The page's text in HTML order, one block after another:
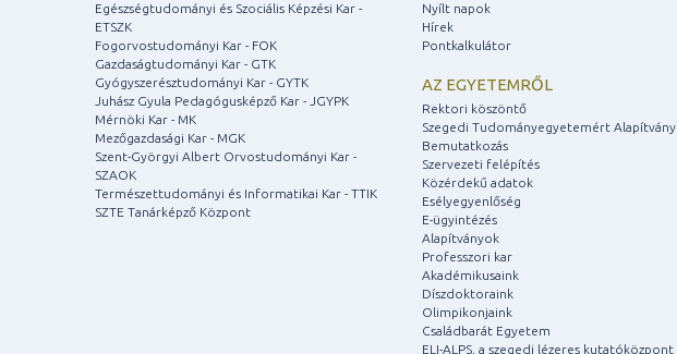
Egészségtudományi és Szociális Képzési Kar -
ETSZK
Fogorvostudományi Kar - FOK
Gazdaságtudományi Kar - GTK
Gyógyszerésztudományi Kar - GYTK
Juhász Gyula Pedagógusképző Kar - JGYPK
Mérnöki Kar - MK
Mezőgazdasági Kar - MGK
Szent-Györgyi Albert Orvostudományi Kar -
SZAOK
Természettudományi és Informatikai Kar - TTIK
SZTE Tanárképző Központ
Nyílt napok
Hírek
Pontkalkulátor
AZ EGYETEMRŐL
Rektori köszöntő
Szegedi Tudományegyetemért Alapítvány
Bemutatkozás
Szervezeti felépítés
Közérdekű adatok
Esélyegyenlőség
E-ügyintézés
Alapítványok
Professzori kar
Akadémikusaink
Díszdoktoraink
Olimpikonjaink
Családbarát Egyetem
ELI-ALPS, a szegedi lézeres kutatóközpont